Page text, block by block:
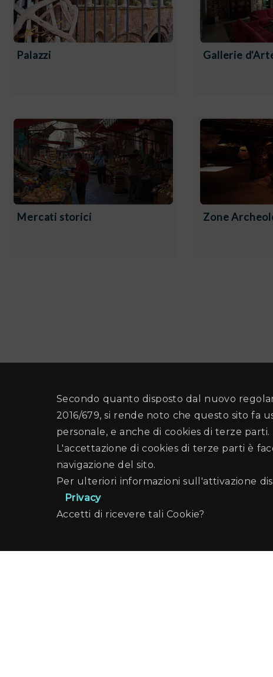
Palazzi Gallerie
Mercati storici Zone
Secondo quanto disposto dal nuovo
2016/679, si rende noto che questo sito fa
personale, e anche di cookies di terze parti.
L'accettazione di cookies di terze parti è
navigazione del sito.
Per ulteriori informazioni sull'attivazione
Privacy
Accetti di ricevere tali Cookie?